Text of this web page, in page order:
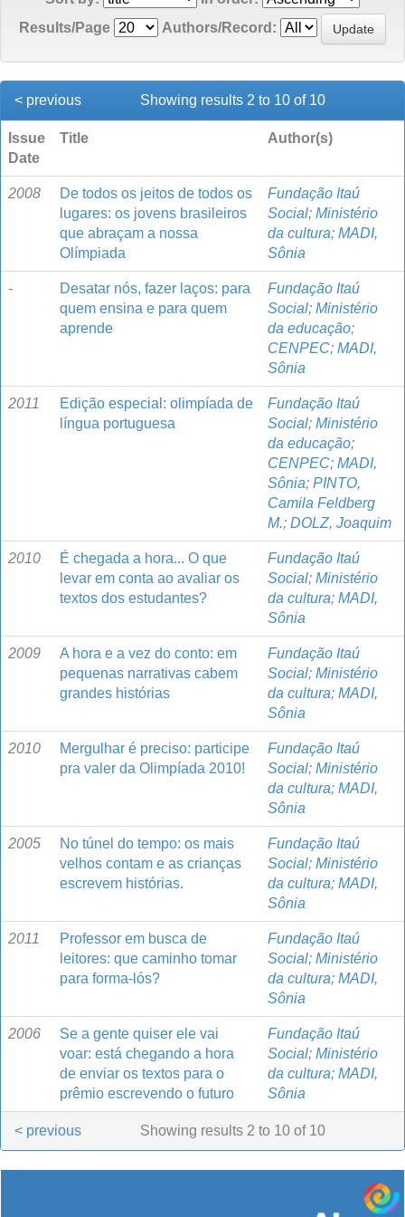
Results/Page
Authors/Record:
Showing results 2 to 10 of 10
< previous
Issue
Date
Title Author(s)
2008
De todos os jeitos de todos os
lugares: os jovens brasileiros
que abraçam a nossa
Olímpiada
Fundação Itaú
Social; Ministério
da cultura; MADI,
Sônia
-
Desatar nós, fazer laços: para
quem ensina e para quem
aprende
Fundação Itaú
Social; Ministério
da educação;
CENPEC; MADI,
Sônia
2011
Edição especial: olimpíada de
língua portuguesa
Fundação Itaú
Social; Ministério
da educação;
CENPEC; MADI,
Sônia; PINTO,
Camila Feldberg
M.; DOLZ, Joaquim
2010
É chegada a hora... O que
levar em conta ao avaliar os
textos dos estudantes?
Fundação Itaú
Social; Ministério
da cultura; MADI,
Sônia
2009
A hora e a vez do conto: em
pequenas narrativas cabem
grandes histórias
Fundação Itaú
Social; Ministério
da cultura; MADI,
Sônia
2010
Mergulhar é preciso: participe
pra valer da Olimpíada 2010!
Fundação Itaú
Social; Ministério
da cultura; MADI,
Sônia
2005
No túnel do tempo: os mais
velhos contam e as crianças
escrevem histórias.
Fundação Itaú
Social; Ministério
da cultura; MADI,
Sônia
2011
Professor em busca de
leitores: que caminho tomar
para forma-lós?
Fundação Itaú
Social; Ministério
da cultura; MADI,
Sônia
2006
Se a gente quiser ele vai
voar: está chegando a hora
de enviar os textos para o
prêmio escrevendo o futuro
Fundação Itaú
Social; Ministério
da cultura; MADI,
Sônia
Showing results 2 to 10 of 10
< previous